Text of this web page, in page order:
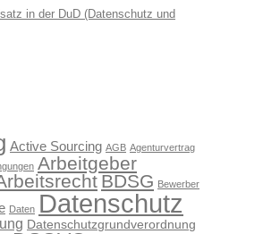
in der DuD (Datenschutz und
Active Sourcing AGB Agenturvertrag
Arbeitgeber
BDSG Bewerber
Daten Datenschutz
Datenschutzgrundverordnung